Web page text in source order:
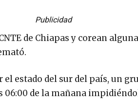
Publicidad
de Chiapas y corean
estado del sur del país, un
de la mañana